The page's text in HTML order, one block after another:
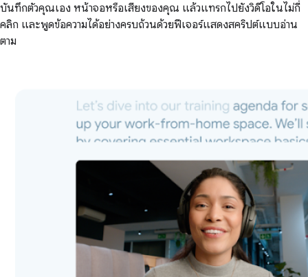
บันทึกตัวคุณเอง หน้าจอหรือเสียงของคุณ แล้วแทรกไปยังวิดีโอในไม่กี่
คลิก และพูดข้อความได้อย่างครบถ้วนด้วยฟีเจอร์แสดงสคริปต์แบบอ่าน
ตาม